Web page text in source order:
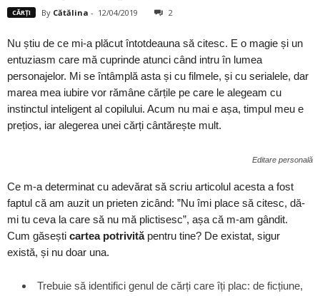
CĂRȚI By Cătălina - 12/04/2019 2
Nu știu de ce mi-a plăcut întotdeauna să citesc. E o magie și un
entuziasm care mă cuprinde atunci când intru în lumea
personajelor. Mi se întâmplă asta și cu filmele, și cu serialele, dar
marea mea iubire vor rămâne cărțile pe care le alegeam cu
instinctul inteligent al copilului. Acum nu mai e așa, timpul meu e
prețios, iar alegerea unei cărți cântărește mult.
Editare personală
Ce m-a determinat cu adevărat să scriu articolul acesta a fost
faptul că am auzit un prieten zicând: ”Nu îmi place să citesc, dă-
mi tu ceva la care să nu mă plictisesc”, așa că m-am gândit.
Cum găsești cartea potrivită pentru tine? De existat, sigur
există, și nu doar una.
Trebuie să identifici genul de cărți care îți plac: de ficțiune,